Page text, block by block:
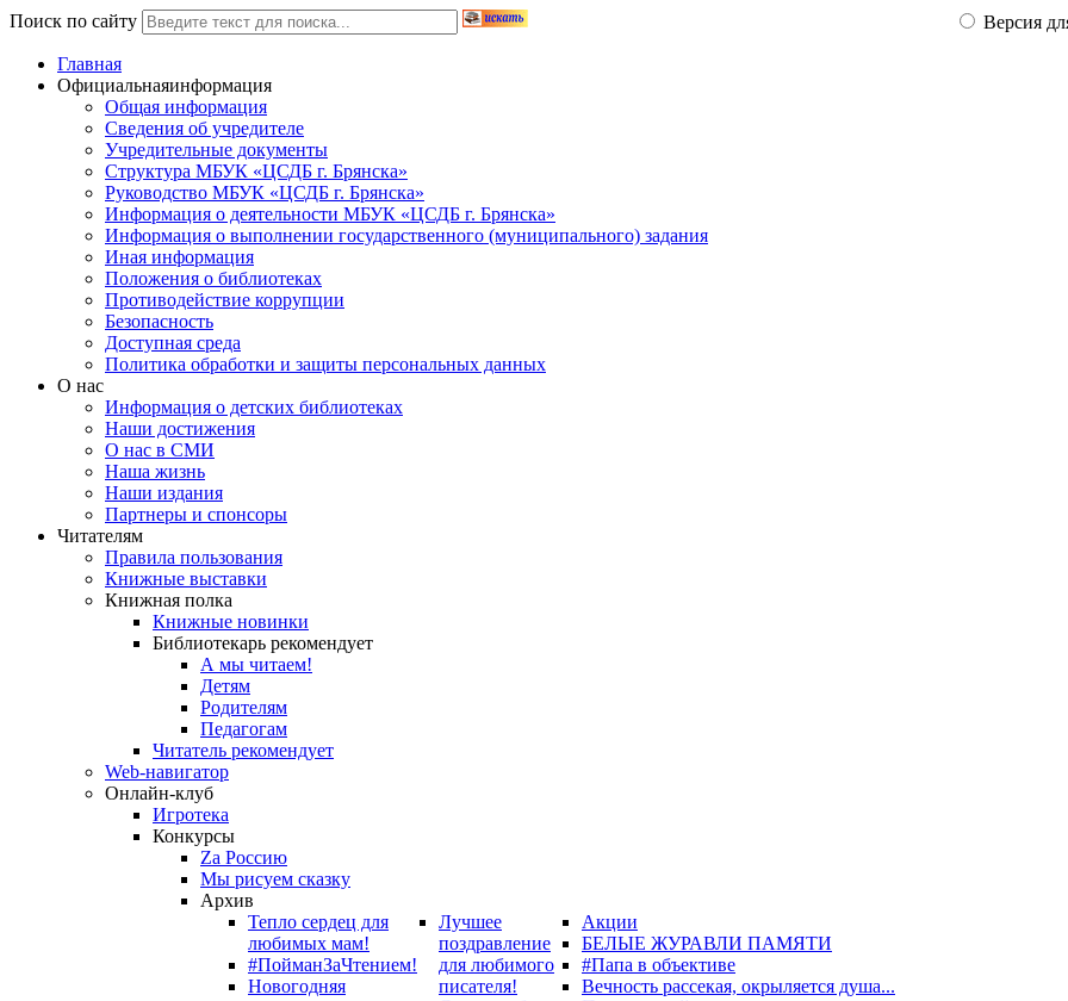
Поиск по сайту Версия
Главная
Официальнаяинформация
Общая информация
Сведения об учредителе
Учредительные документы
Структура МБУК «ЦСДБ г. Брянска»
Руководство МБУК «ЦСДБ г. Брянска»
Информация о деятельности МБУК «ЦСДБ г. Брянска»
Информация о выполнении государственного (муниципального) задания
Иная информация
Положения о библиотеках
Противодействие коррупции
Безопасность
Доступная среда
Политика обработки и защиты персональных данных
О нас
Информация о детских библиотеках
Наши достижения
О нас в СМИ
Наша жизнь
Наши издания
Партнеры и спонсоры
Читателям
Правила пользования
Книжные выставки
Книжная полка
Книжные новинки
Библиотекарь рекомендует
А мы читаем!
Детям
Родителям
Педагогам
Читатель рекомендует
Web-навигатор
Онлайн-клуб
Игротека
Конкурсы
Zа Россию
Мы рисуем сказку
Архив
Тепло сердец для
любимых мам!
#ПойманЗаЧтением!
Новогодняя
Лучшее
поздравление
для любимого
писателя!
Акции
БЕЛЫЕ ЖУРАВЛИ ПАМЯТИ
#Папа в объективе
Вечность рассекая, окрыляется душа...